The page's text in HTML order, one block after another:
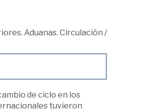
Aduanas. Circulación /
de ciclo en los
tuvieron